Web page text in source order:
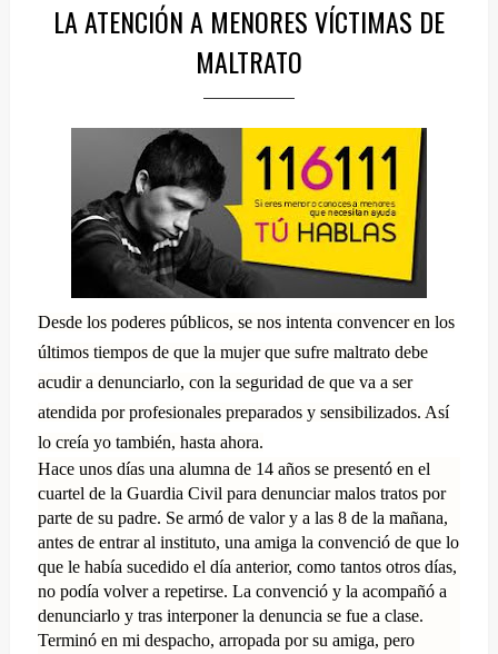
LA ATENCIÓN A MENORES VÍCTIMAS DE
MALTRATO
Desde los poderes públicos, se nos intenta convencer en los
últimos tiempos de que la mujer que sufre maltrato debe
acudir a denunciarlo, con la seguridad de que va a ser
atendida por profesionales preparados y sensibilizados. Así
lo creía yo también, hasta ahora.
Hace unos días una alumna de 14 años se presentó en el
cuartel de la Guardia Civil para denunciar malos tratos por
parte de su padre. Se armó de valor y a las 8 de la mañana,
antes de entrar al instituto, una amiga la convenció de que lo
que le había sucedido el día anterior, como tantos otros días,
no podía volver a repetirse. La convenció y la acompañó a
denunciarlo y tras interponer la denuncia se fue a clase.
Terminó en mi despacho, arropada por su amiga, pero